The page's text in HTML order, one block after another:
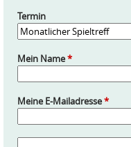
Termin
Mein Name*
Meine E-Mailadresse*